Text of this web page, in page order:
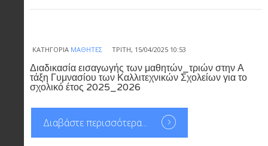
ΚΑΤΗΓΟΡΊΑ ΜΑΘΗΤΈΣ ΤΡΊΤΗ, 15/04/2025 10:53
Διαδικασία εισαγωγής των μαθητών_τριών στην Α
τάξη Γυμνασίου των Καλλιτεχνικών Σχολείων για το
σχολικό έτος 2025_2026
Διαβάστε περισσότερα...